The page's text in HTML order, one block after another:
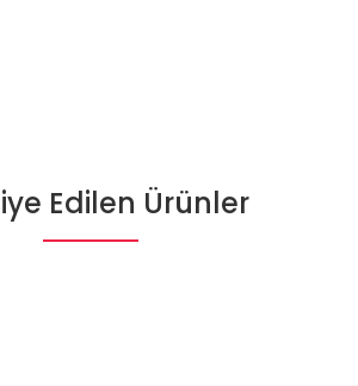
ürüne ilk yorumu siz yapın!
Edilen Ürünler